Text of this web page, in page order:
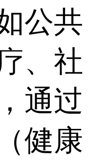
公共
、社
通过
健康